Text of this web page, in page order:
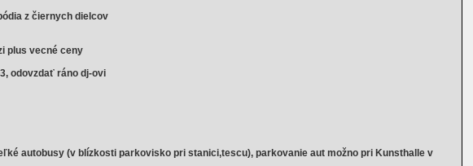
z čiernych dielcov
plus vecné ceny
odovzdať ráno dj-ovi
autobusy (v blízkosti parkovisko pri stanici,tescu), parkovanie aut možno pri Kunsthalle v